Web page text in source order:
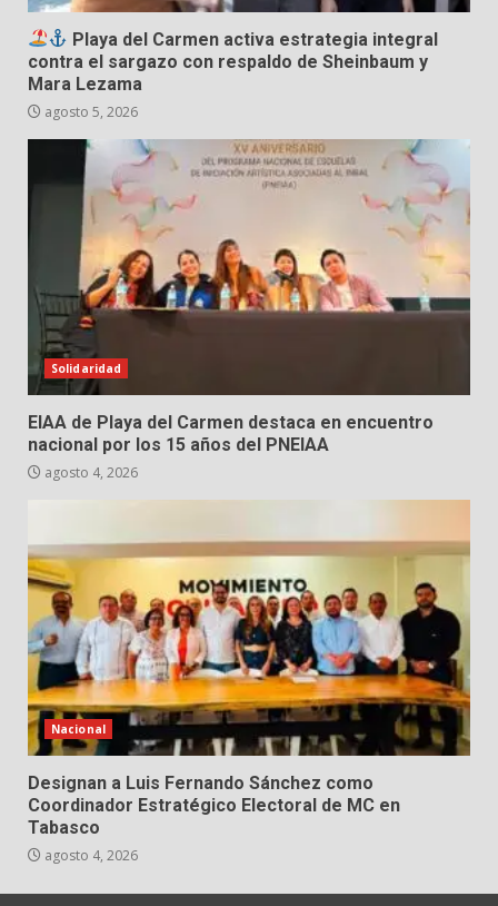
Playa del Carmen activa estrategia integral
contra el sargazo con respaldo de Sheinbaum y
Mara Lezama
agosto 5, 2026
Solidaridad
EIAA de Playa del Carmen destaca en encuentro
nacional por los 15 años del PNEIAA
agosto 4, 2026
Nacional
Designan a Luis Fernando Sánchez como
Coordinador Estratégico Electoral de MC en
Tabasco
agosto 4, 2026